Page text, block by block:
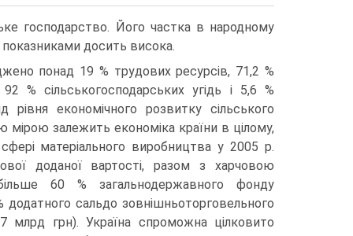
госпо­дарство. Його частка в народному
досить висока.
понад 19 % трудових ресурсів, 71,2 %
% сільськогосподарських угідь і 5,6 %
рівня економічного розвитку сільського
мірою залежить економіка країни в ціло­му,
матеріального виробництва у 2005 р.
доданої вартості, разом з харчовою
60 % загальнодержавного фонду
сальдо зовнішньоторговельного
млрд грн). Україна спроможна цілковито